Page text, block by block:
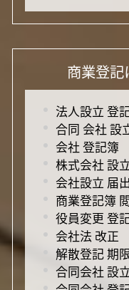
商業登
法人設立 登
合同 会社 設
会社 登記簿
株式会社 設
会社設立 届
商業登記簿
役員変更 登
会社法 改正
解散登記 期
合同会社 設